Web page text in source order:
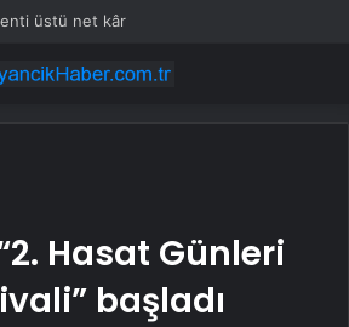
üstü net kâr
Hasat Günleri
başladı